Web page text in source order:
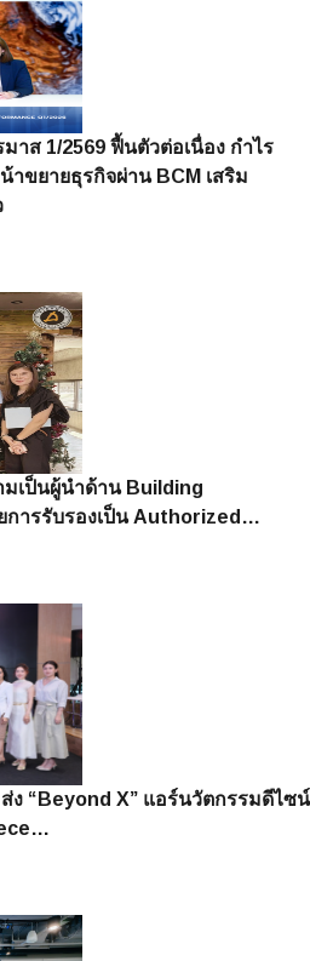
าส 1/2569 ฟื้นตัวต่อเนื่อง กำไร
าขยายธุรกิจผ่าน BCM เสริม
เป็นผู้นำด้าน Building
การรับรองเป็น Authorized…
ง “Beyond X” แอร์นวัตกรรมดีไซน์